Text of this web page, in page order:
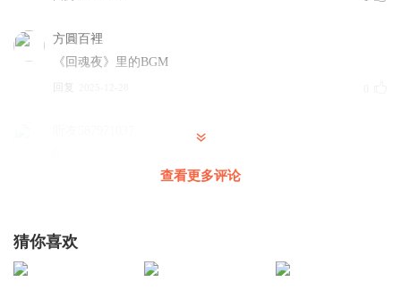
方圓百裡
《回魂夜》里的BGM
回复
不是哥们。
查看更多评论
猜你喜欢